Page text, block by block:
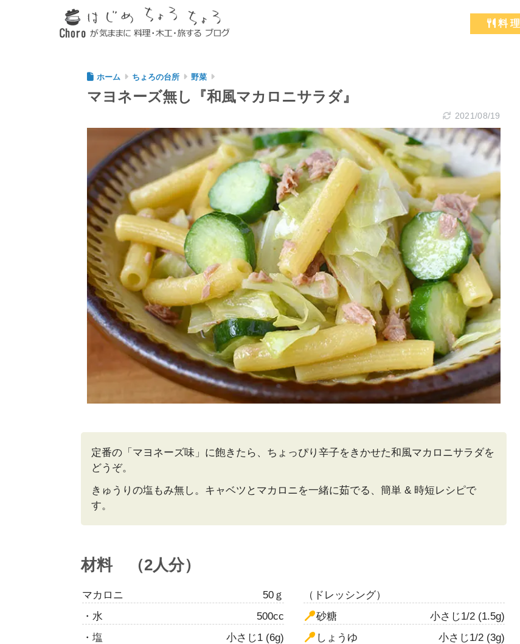
料 理
ホーム ちょろの台所 野菜
マヨネーズ無し『和風マカロニサラダ』
2021/08/19
定番の「マヨネーズ味」に飽きたら、ちょっぴり辛子をきかせた和風マカロニサラダを
どうぞ。
きゅうりの塩もみ無し。キャベツとマカロニを一緒に茹でる、簡単 & 時短レシピで
す。
材料 （2人分）
マカロニ
50ｇ
・水
500cc
・塩
小さじ1 (6g)
（ドレッシング）
砂糖
小さじ1/2 (1.5g)
しょうゆ
小さじ1/2 (3g)